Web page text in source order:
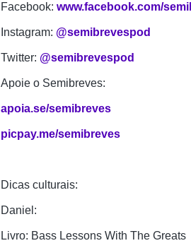
Facebook: www.facebook.com/
Instagram: @semibrevespod
Twitter: @semibrevespod
Apoie o Semibreves:
apoia.se/semibreves
picpay.me/semibreves
Dicas culturais:
Daniel:
Livro: Bass Lessons With The Greats